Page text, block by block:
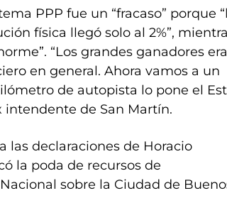
PPP fue un “fracaso” porque
física llegó solo al 2%”,
“Los grandes ganadores
en general. Ahora vamos a un
de autopista lo pone el
intendente de San Martín.
las declaraciones de Horacio
la poda de recursos de
sobre la Ciudad de